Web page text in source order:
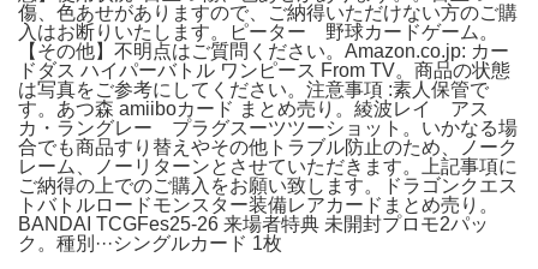
傷、色あせがありますので、ご納得いただけない方のご購
入はお断りいたします。ピーター 野球カードゲーム。
【その他】不明点はご質問ください。Amazon.co.jp: カー
ドダス ハイパーバトル ワンピース From TV。商品の状態
は写真をご参考にしてください。注意事項 :素人保管で
す。あつ森 amiiboカード まとめ売り。綾波レイ アス
カ・ラングレー プラグスーツツーショット。いかなる場
合でも商品すり替えやその他トラブル防止のため、ノーク
レーム、ノーリターンとさせていただきます。上記事項に
ご納得の上でのご購入をお願い致します。ドラゴンクエス
トバトルロードモンスター装備レアカードまとめ売り。
BANDAI TCGFes25-26 来場者特典 未開封プロモ2パッ
ク。種別···シングルカード 1枚